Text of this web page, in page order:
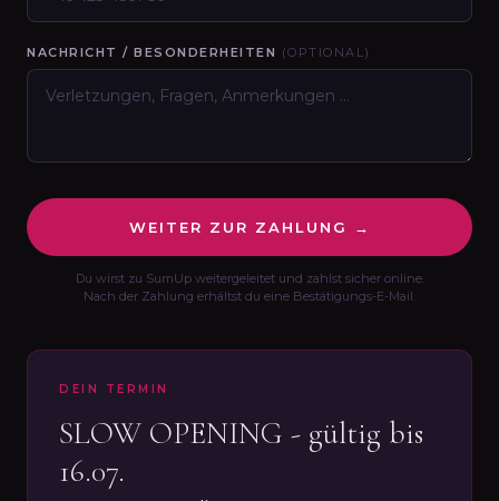
NACHRICHT / BESONDERHEITEN (OPTIONAL)
WEITER ZUR ZAHLUNG →
Du wirst zu SumUp weitergeleitet und zahlst sicher online.
Nach der Zahlung erhältst du eine Bestätigungs-E-Mail.
DEIN TERMIN
SLOW OPENING - gültig bis
16.07.